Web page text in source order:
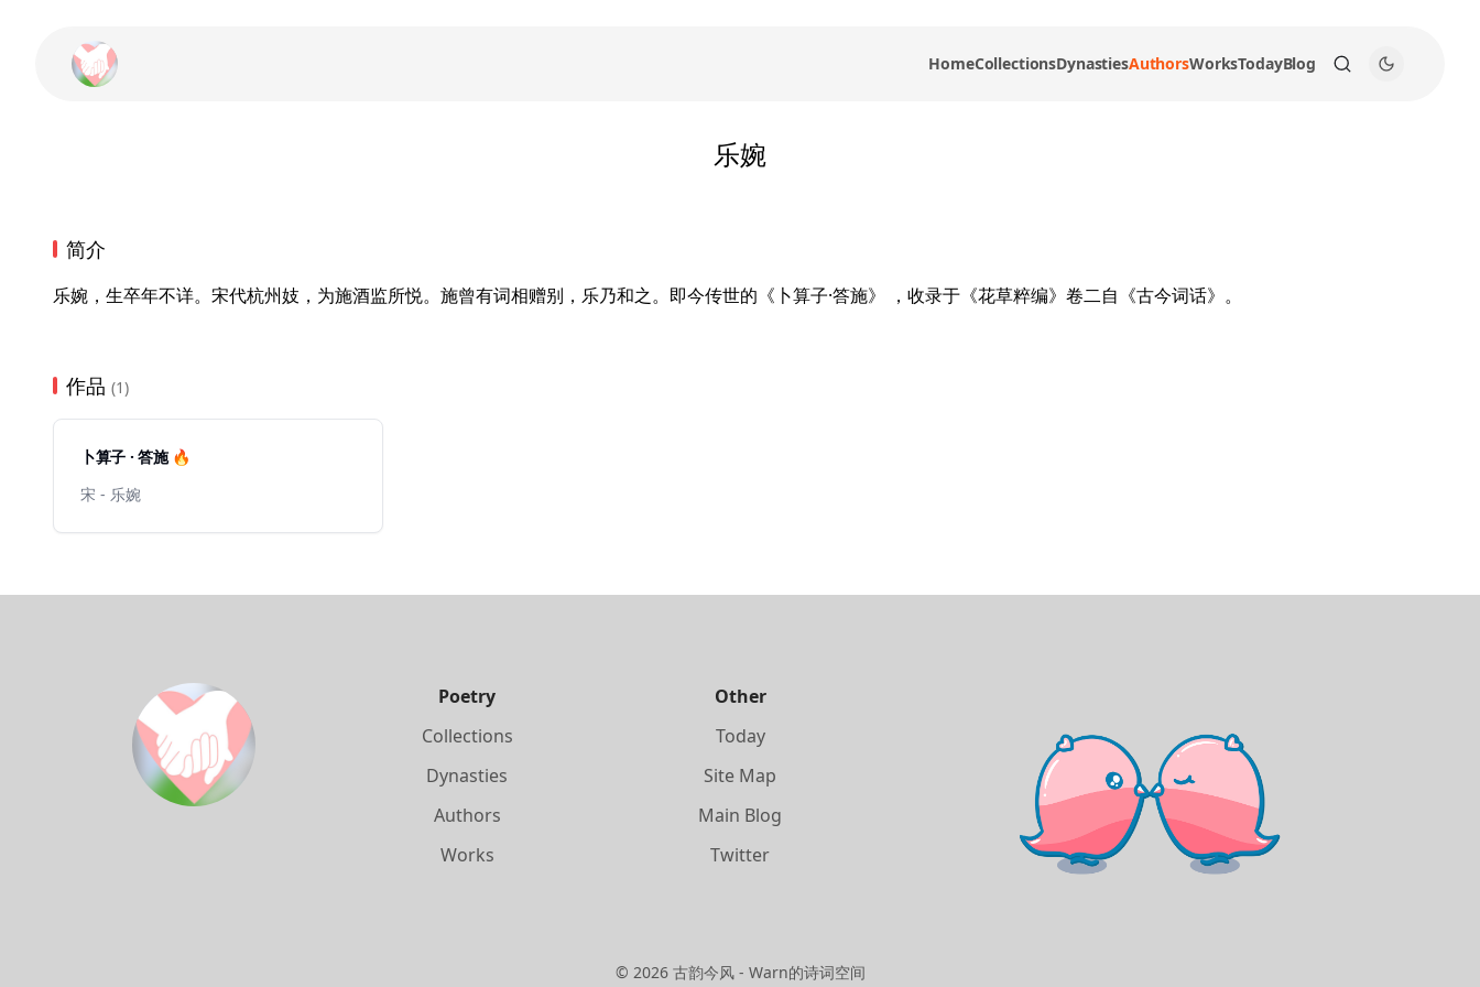
HomeCollectionsDynastiesAuthorsWorksTodayBlog
乐婉
简介
乐婉，生卒年不详。宋代杭州妓，为施酒监所悦。施曾有词相赠别，乐乃和之。即今传世的《卜算子·答施》 ，收录于《花草粹编》卷二自《古今词话》。
作品 (1)
卜算子 · 答施 🔥
宋 - 乐婉
Poetry
Collections
Dynasties
Authors
Works
Other
Today
Site Map
Main Blog
Twitter
© 2026古韵今风 - Warn的诗词空间